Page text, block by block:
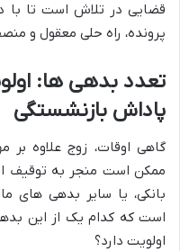
قضایی در تلاش است تا با
پرونده، راه حلی معقول و
تعدد بدهی ها:
پاداش بازنشستگی
گاهی اوقات، زوج علاوه بر
ممکن است منجر به توقیف
بانکی، یا سایر بدهی های
است که کدام یک از این
اولویت دارد؟